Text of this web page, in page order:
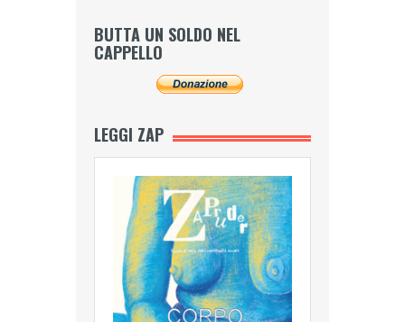
BUTTA UN SOLDO NEL
CAPPELLO
LEGGI ZAP